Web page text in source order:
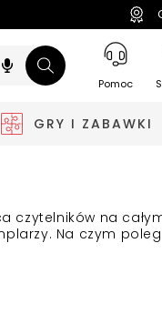
Pomoc
GRY I ZABAWKI
czytelników na
Na czym